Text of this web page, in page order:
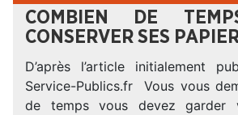
COMBIEN DE
CONSERVER SES
D’après l’article initialement
Service-Publics.fr Vous vous
de temps vous devez garder